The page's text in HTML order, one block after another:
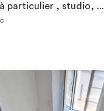
particulier , studio, ...